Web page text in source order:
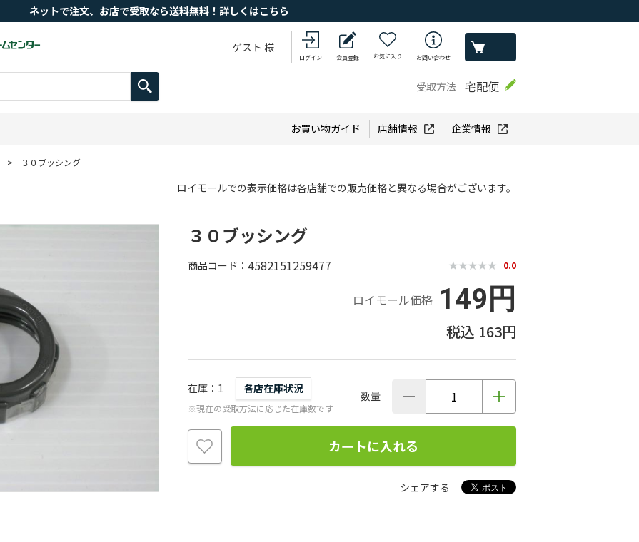
ネットで注文、お店で受取なら送料無料！詳しくはこちら
ゲスト 様
ログイン 会員登録 お気に入り お問い合わせ
受取方法 宅配便
お買い物ガイド 店舗情報 企業情報
> ３０ブッシング
ロイモールでの表示価格は各店舗での販売価格と異なる場合がございます。
３０ブッシング
商品コード 4582151259477 0.0
ロイモール価格 149円
163円
在庫 1 各店在庫状況
※現在の受取方法に応じた在庫数です
数量
カートに入れる
シェアする